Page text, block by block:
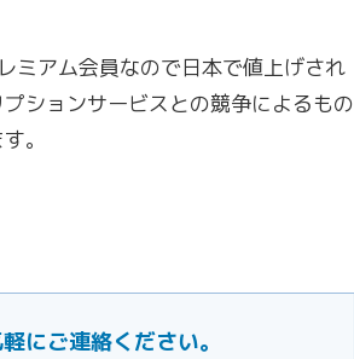
ミアム会員なので日本で値上げされ
ションサービスとの競争によるもの
。
ご連絡ください。